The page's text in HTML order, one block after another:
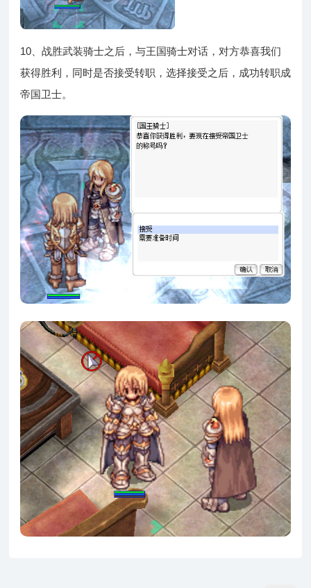
10、战胜武装骑士之后，与王国骑士对话，对方恭喜我们
获得胜利，同时是否接受转职，选择接受之后，成功转职成
帝国卫士。